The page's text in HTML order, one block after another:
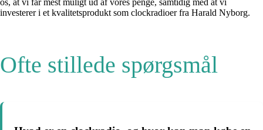
os, at vi får mest muligt ud af vores penge, samtidig med at vi
investerer i et kvalitetsprodukt som clockradioer fra Harald Nyborg.
Ofte stillede spørgsmål